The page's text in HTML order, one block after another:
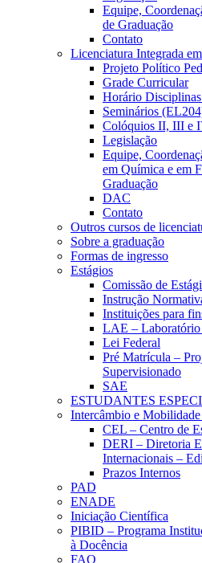
Equipe,
de Graduação
Contato
Licenciatura Integrada
Projeto Político
Grade Curricular
Horário
Seminários
Colóquios II, III e
Legislação
Equipe,
em Química e em
Graduação
DAC
Contato
Outros cursos de
Sobre a graduação
Formas de ingresso
Estágios
Comissão de
Instrução
Instituições para
LAE – Laboratório
Lei Federal
Pré Matrícula –
Supervisionado
SAE
ESTUDANTES
Intercâmbio e
CEL – Centro de
DERI – Diretoria
Internacionais –
Prazos Internos
PAD
ENADE
Iniciação Científica
PIBID – Programa
à Docência
FAQ